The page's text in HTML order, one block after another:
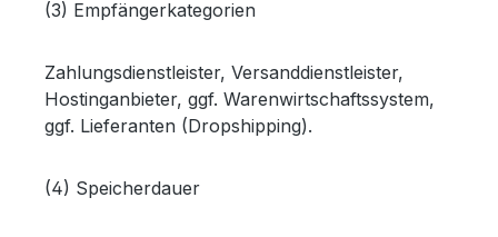
(3) Empfängerkategorien
Zahlungsdienstleister, Versanddienstleister,
Hostinganbieter, ggf. Warenwirtschaftssystem,
ggf. Lieferanten (Dropshipping).
(4) Speicherdauer